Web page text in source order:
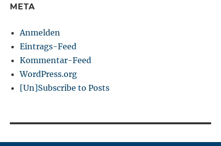
META
Anmelden
Eintrags-Feed
Kommentar-Feed
WordPress.org
[Un]Subscribe to Posts